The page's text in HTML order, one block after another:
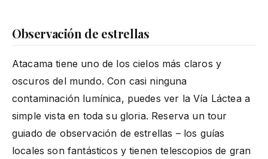
Observación de estrellas
Atacama tiene uno de los cielos más claros y
oscuros del mundo. Con casi ninguna
contaminación lumínica, puedes ver la Vía Láctea a
simple vista en toda su gloria. Reserva un tour
guiado de observación de estrellas – los guías
locales son fantásticos y tienen telescopios de gran